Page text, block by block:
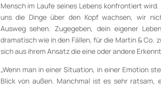
Mensch im Laufe seines Lebens konfrontiert
uns die Dinge über den Kopf wachsen, wir
Ausweg sehen. Zugegeben, dein eigener
dramatisch wie in den Fällen, für die Martin & Co.
sich aus ihrem Ansatz die eine oder andere
„Wenn man in einer Situation, in einer Emotion
Blick von außen. Manchmal ist es sehr ratsam,